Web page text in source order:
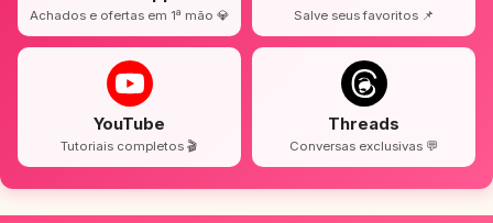
Achados e ofertas em 1ª mão 💎 Salve seus favoritos 📌
YouTube
Tutoriais completos 🎬
Threads
Conversas exclusivas 💬